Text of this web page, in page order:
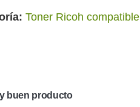
Toner Ricoh compatible
buen producto